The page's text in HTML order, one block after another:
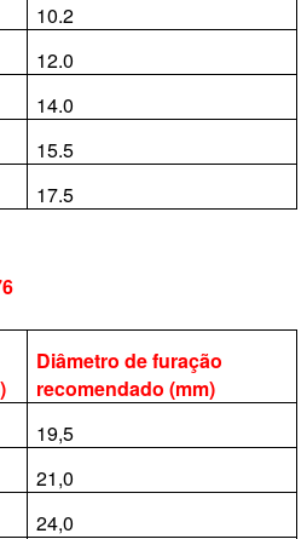
10.2
12.0
14.0
15.5
17.5
Diâmetro de furação
recomendado (mm)
19,5
21,0
24,0